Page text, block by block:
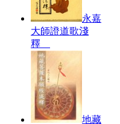
永嘉
大師證道歌淺
釋
地藏